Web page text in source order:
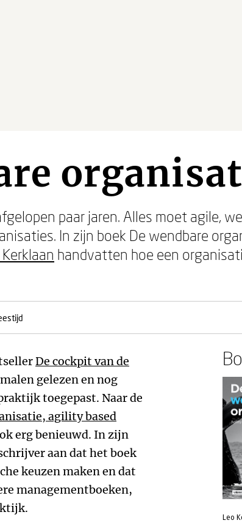
paar jaren. Alles moet agile,
In zijn boek De wendbare
handvatten hoe een
De cockpit van de
gelezen en nog
toegepast. Naar de
agility based
erg benieuwd. In zijn
aan dat het boek
keuzen maken en dat
managementboeken,
Leo